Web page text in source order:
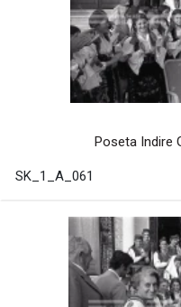
Poseta Indire
SK_1_A_061